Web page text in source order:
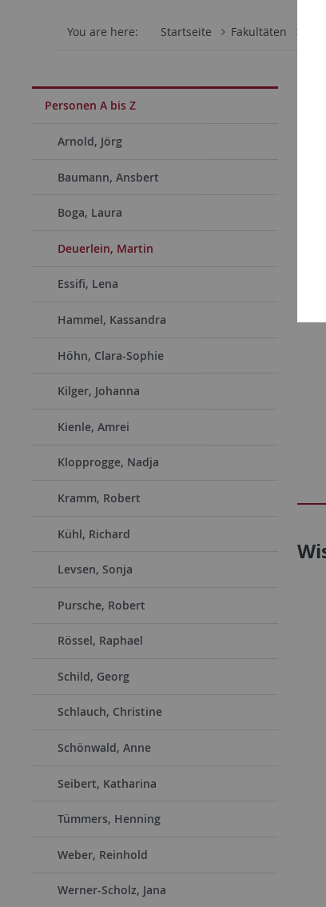
You are here: Startseite Fakultäten
Personen A bis Z
Arnold, Jörg
Baumann, Ansbert
Boga, Laura
Deuerlein, Martin
Essifi, Lena
Hammel, Kassandra
Höhn, Clara-Sophie
Kilger, Johanna
Kienle, Amrei
Klopprogge, Nadja
Kramm, Robert
Kühl, Richard
Levsen, Sonja
Pursche, Robert
Rössel, Raphael
Schild, Georg
Schlauch, Christine
Schönwald, Anne
Seibert, Katharina
Tümmers, Henning
Weber, Reinhold
Werner-Scholz, Jana